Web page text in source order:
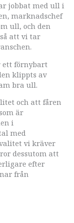
jobbat med ull i
marknadschef
ull, och den
att vi tar
ett förnybart
klippts av
bra ull.
och att fåren
är
i
med
vi kräver
dessutom att
efter
från